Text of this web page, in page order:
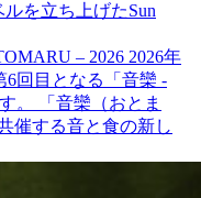
ルを立ち上げたSun
– 2026 2026年
6回目となる「音欒 -
。 「音欒（おとま
催する音と食の新し